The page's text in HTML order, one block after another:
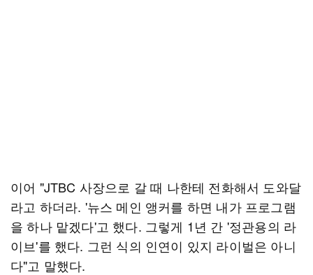
이어 "JTBC 사장으로 갈 때 나한테 전화해서 도와달
라고 하더라. '뉴스 메인 앵커를 하면 내가 프로그램
을 하나 맡겠다'고 했다. 그렇게 1년 간 '정관용의 라
이브'를 했다. 그런 식의 인연이 있지 라이벌은 아니
다"고 말했다.